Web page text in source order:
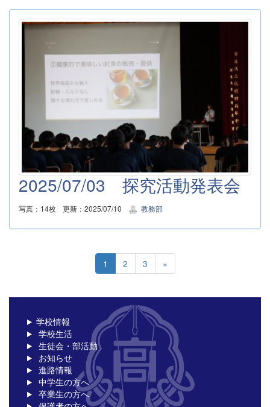
2025/07/03 探究活動発表会
写真：14枚 更新：2025/07/10 教務部
1 2 3 »
学校情報
学校生活
生徒会・部活動
お知らせ
進路情報
中学生の方へ
卒業生の方へ